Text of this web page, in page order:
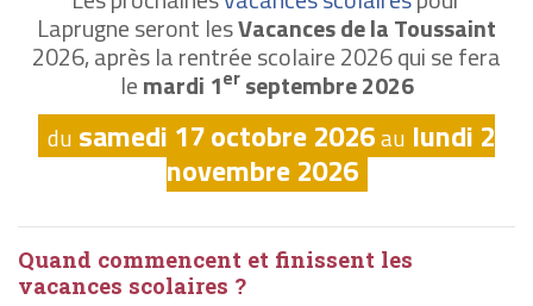
Laprugne seront lesVacances de la Toussaint
2026, après la rentrée scolaire 2026 qui se fera
lemardi 1erseptembre 2026
du samedi 17 octobre 2026au lundi 2
novembre 2026
Quand commencent et finissent les
vacances scolaires ?